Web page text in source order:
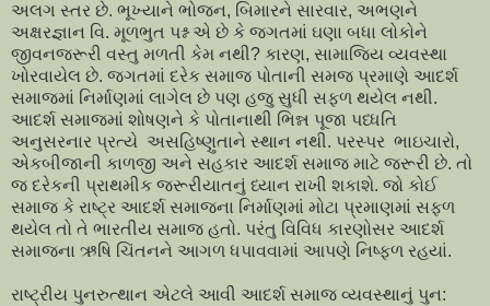
અલગ સ્તર છે. ભૂખ્યાને ભોજન, બિમારને સારવાર, અભણને
અક્ષરજ્ઞાન વિ. મૂળભુત પશ્ન એ છે કે જગતમાં ઘણા બધા લોકોને
જીવનજરૂરી વસ્તુ મળતી કેમ નથી? કારણ, સામાજિય વ્યવસ્થા
ખોરવાયેલ છે. જગતમાં દરેક સમાજ પોતાની સમજ પ્રમાણે આદર્શ
સમાજમાં નિર્માણમાં લાગેલ છે પણ હજુ સુધી સફળ થયેલ નથી.
આદર્શ સમાજમાં શોષણને કે પોતાનાથી ભિન્ન પૂજા પધ્ધતિ
અનુસરનાર પ્રત્યે અસહિષ્ણુતાને સ્થાન નથી. પરસ્પર ભાઇચારો,
એકબીજાની કાળજી અને સહકાર આદર્શ સમાજ માટે જરૂરી છે. તો
જ દરેકની પ્રાથમીક જરૂરીયાતનું ધ્યાન રાખી શકાશે. જો કોઈ
સમાજ કે રાષ્ટ્ર આદર્શ સમાજના નિર્માણમાં મોટા પ્રમાણમાં સફળ
થયેલ તો તે ભારતીય સમાજ હતો. પરંતુ વિવિધ કારણોસર આદર્શ
સમાજના ઋષિ ચિંતનને આગળ ધપાવવામાં આપણે નિષ્ફળ રહયાં.
રાષ્ટ્રીય પુનરુત્થાન એટલે આવી આદર્શ સમાજ વ્યવસ્થાનું પુન: